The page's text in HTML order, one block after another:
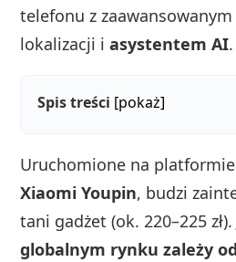
telefonu z
lokalizacji iasystentem AI.
Spis treści [pokaż]
Uruchomione na
Xiaomi Youpin, budzi
tani gadżet (ok. 220–225 zł).
globalnym rynku zależy